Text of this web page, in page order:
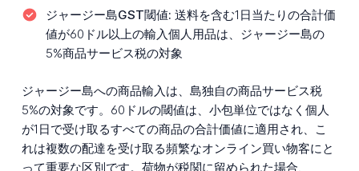
ジャージー島GST閾値: 送料を含む1日当たりの合計価
値が60ドル以上の輸入個人用品は、ジャージー島の
5%商品サービス税の対象
ジャージー島への商品輸入は、島独自の商品サービス税
5%の対象です。60ドルの閾値は、小包単位ではなく個人
が1日で受け取るすべての商品の合計価値に適用され、こ
れは複数の配達を受け取る頻繁なオンライン買い物客にと
って重要な区別です。荷物が税関に留められた場合、